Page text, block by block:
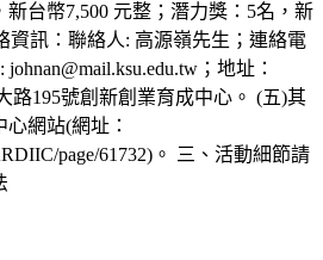
新台幣7,500 元整；潛力獎：5名，新
資訊：聯絡人: 高源嶺先生；連絡電
；地址：
路195號創新創業育成中心。 (五)其
網站(網址：
page/61732)。 三、活動細節請